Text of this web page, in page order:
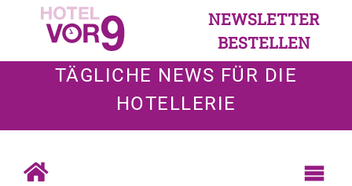
NEWSLETTER
BESTELLEN
TÄGLICHE NEWS FÜR DIE
HOTELLERIE